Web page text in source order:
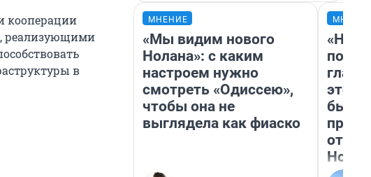
кооперации
реализующими
в
МНЕНИЕ
«Мы видим нового
Нолана»: с каким
настроем нужно
смотреть «Одиссею»,
чтобы она не
выглядела как фиаско
этого
бьет